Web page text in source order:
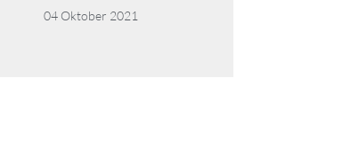
04 Oktober 2021